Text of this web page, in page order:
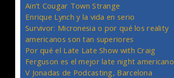
Ain’t Cougar Town Strange
Enrique Lynch y la vida en serio
Survivor: Micronesia o por qué los reality
americanos son tan superiores
Por qué el Late Late Show with Craig
Ferguson es el mejor late night americano
V Jonadas de Podcasting, Barcelona